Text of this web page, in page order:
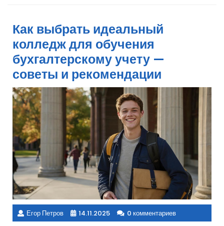
Как выбрать идеальный
колледж для обучения
бухгалтерскому учету —
советы и рекомендации
Егор Петров 14.11.2025 0 комментариев